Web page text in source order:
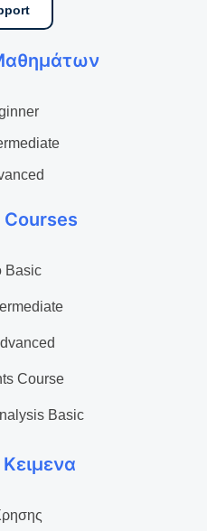
Courses
Basic
Course
Basic
Κειμενα